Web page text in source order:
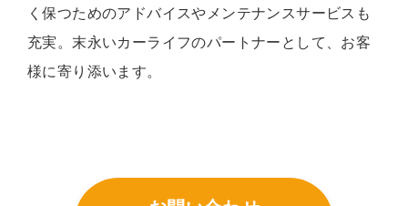
く保つためのアドバイスやメンテナンスサービスも
充実。末永いカーライフのパートナーとして、お客
様に寄り添います。